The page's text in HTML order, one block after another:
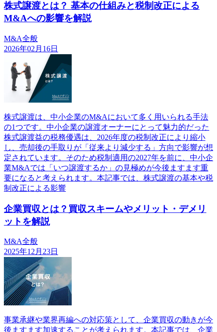
株式譲渡とは？ 基本の仕組みと税制改正による
M&Aへの影響を解説
M&A全般
2026年02月16日
株式譲渡は、中小企業のM&Aにおいて多く用いられる手法
の1つです。中小企業の譲渡オーナーにとって魅力的だった
株式譲渡益の税務優遇は、2026年度の税制改正により縮小
し、売却後の手取りが「従来より減少する」方向で影響が想
定されています。そのため税制適用の2027年を前に、中小企
業M&Aでは「いつ譲渡するか」の見極めが今後ますます重
要になると考えられます。本記事では、株式譲渡の基本や税
制改正による影響
企業買収とは？買収スキームやメリット・デメリ
ットを解説
M&A全般
2025年12月23日
事業承継や業界再編への対応策として、企業買収の動きが今
後ますます加速することが考えられます。本記事では、企業